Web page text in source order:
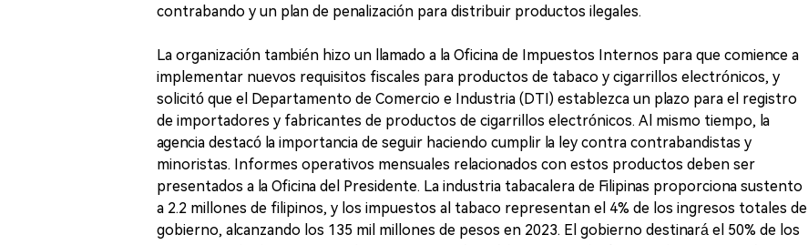
contrabando y un plan de penalización para distribuir productos ilegales.
La organización también hizo un llamado a la Oficina de Impuestos Internos para que comience a
implementar nuevos requisitos fiscales para productos de tabaco y cigarrillos electrónicos, y
solicitó que el Departamento de Comercio e Industria (DTI) establezca un plazo para el registro
de importadores y fabricantes de productos de cigarrillos electrónicos. Al mismo tiempo, la
agencia destacó la importancia de seguir haciendo cumplir la ley contra contrabandistas y
minoristas. Informes operativos mensuales relacionados con estos productos deben ser
presentados a la Oficina del Presidente. La industria tabacalera de Filipinas proporciona sustento
a 2.2 millones de filipinos, y los impuestos al tabaco representan el 4% de los ingresos totales del
gobierno, alcanzando los 135 mil millones de pesos en 2023. El gobierno destinará el 50% de los